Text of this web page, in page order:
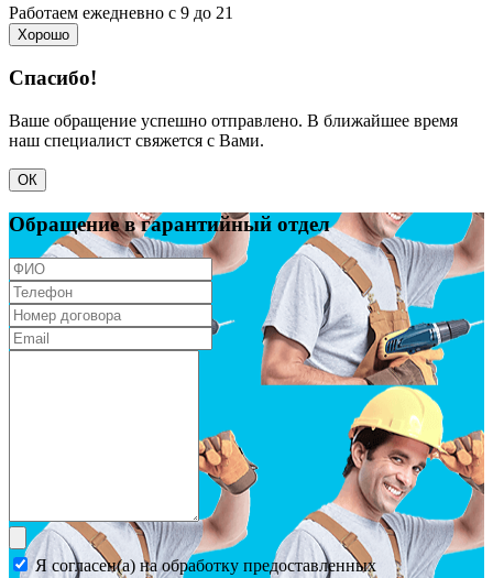
Работаем ежедневно с 9 до 21
Хорошо
Спасибо!
Ваше обращение успешно отправлено. В ближайшее время
наш специалист свяжется с Вами.
ОК
Обращение в гарантийный отдел
Я согласен(а) на обработку предоставленных